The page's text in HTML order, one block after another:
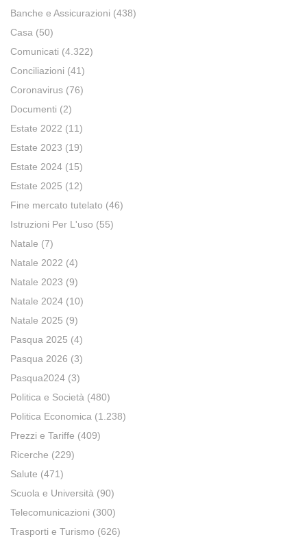
Banche e Assicurazioni (438)
Casa (50)
Comunicati (4.322)
Conciliazioni (41)
Coronavirus (76)
Documenti (2)
Estate 2022 (11)
Estate 2023 (19)
Estate 2024 (15)
Estate 2025 (12)
Fine mercato tutelato (46)
Istruzioni Per L'uso (55)
Natale (7)
Natale 2022 (4)
Natale 2023 (9)
Natale 2024 (10)
Natale 2025 (9)
Pasqua 2025 (4)
Pasqua 2026 (3)
Pasqua2024 (3)
Politica e Società (480)
Politica Economica (1.238)
Prezzi e Tariffe (409)
Ricerche (229)
Salute (471)
Scuola e Università (90)
Telecomunicazioni (300)
Trasporti e Turismo (626)